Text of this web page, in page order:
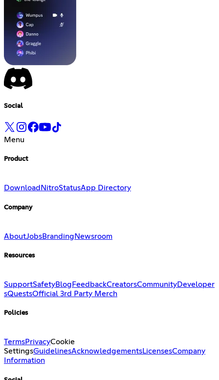
Social
Menu
Product
Download NitroStatusApp Directory
Company
AboutJobsBranding Newsroom
Resources
SupportSafetyBlog FeedbackCreatorsCommunityDeveloper
sQuestsOfficial 3rd Party Merch
Policies
TermsPrivacyCookie
SettingsGuidelinesAcknowledgementsLicensesCompany
Information